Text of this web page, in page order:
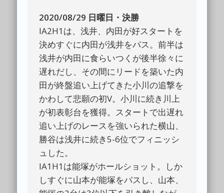
2020/08/29 日曜日・決勝
IA2H1は、浅井、内田が好スタートを
決めすぐに内田が浅井をパス。前半は
浅井が内田に食らいつくが後半徐々に
遅れだし、その間にリードを築いた内
田が終盤追い上げてきた小川の追撃を
かわして悲願の初V。小川に続き川上
が初表彰台を獲得。スタートで出遅れ
追い上げのレースを強いられた横山、
勝谷は浅井に続き5-6位でフィニッシ
ュした。
IA1H1は能塚がホールショット。しか
しすぐに山本が能塚をパスし、山本、